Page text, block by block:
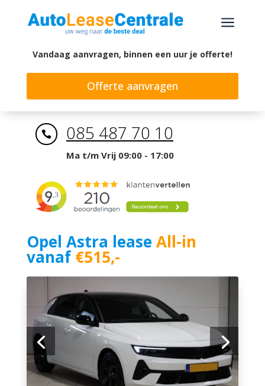
a
Vandaag aanvragen, binnen een uur je offerte!
Offerte aanvragen
 085 487 70 10
Ma t/m Vrij 09:00 - 17:00
Opel Astra lease All-in
vanaf€515,-